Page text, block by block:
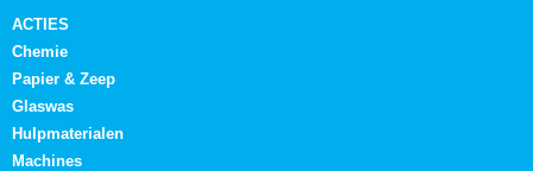
ACTIES
Chemie
Papier & Zeep
Glaswas
Hulpmaterialen
Machines